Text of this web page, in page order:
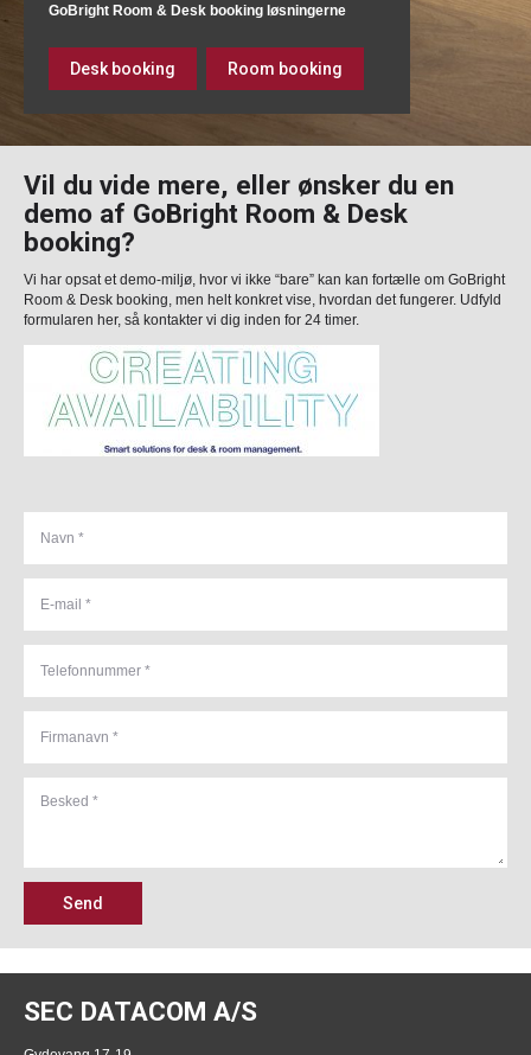
GoBright Room & Desk booking løsningerne
Desk booking Room booking
Vil du vide mere, eller ønsker du en
demo af GoBright Room & Desk
booking?
Vi har opsat et demo-miljø, hvor vi ikke “bare” kan kan fortælle om GoBright
Room & Desk booking, men helt konkret vise, hvordan det fungerer. Udfyld
formularen her, så kontakter vi dig inden for 24 timer.
Send
SEC DATACOM A/S